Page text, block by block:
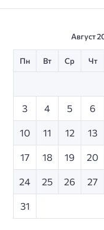
Август
Пн Вт Ср Чт
3 4 5 6
10 11 12 13
17 18 19 20
24 25 26 27
31